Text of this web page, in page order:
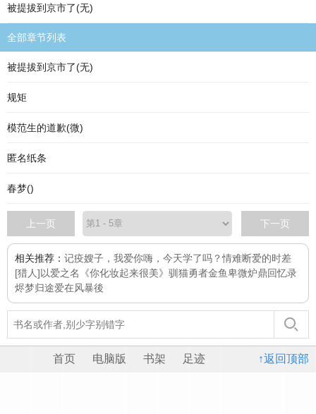
被提拔到京市了(无)
全部章节列表
被提拔到京市了(无)
规矩
模范生的道歉(微)
匿名纸条
春梦()
上一页 下一页
相关推荐： 记疫嫂子，我爱你嗨，今天学了吗？情难断爱的时差
[猎人]以爱之名
《你化妆起来很美》 驯猫勇者金鱼卑微炉鼎回忆录
烬梦归途爱在风暴後
↑返回顶部
首页 电脑版 书架 足迹